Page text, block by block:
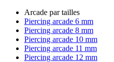
Arcade par tailles
Piercing arcade 6 mm
Piercing arcade 8 mm
Piercing arcade 10 mm
Piercing arcade 11 mm
Piercing arcade 12 mm